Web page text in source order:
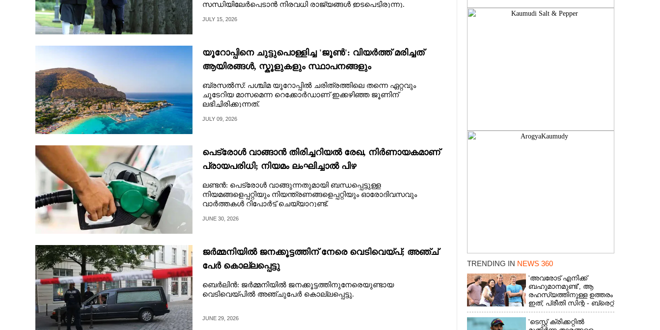
സന്ധിയിലേർപ്പെടാൻ നിരവധി രാജ്യങ്ങൾ ഇടപെട്ടിരുന്നു.
JULY 15, 2026
യൂറോപ്പിനെ ചുട്ടുപൊള്ളിച്ച 'ജൂൺ': വിയർത്ത് മരിച്ചത്
ആയിരങ്ങൾ,​ സ്കൂളുകളും സ്ഥാപനങ്ങളും
അടഞ്ഞുകിടന്നത് ദിവസങ്ങളോളം
ബ്രസൽസ്: പശ്ചിമ യൂറോപ്പിൽ ചരിത്രത്തിലെ തന്നെ ഏറ്റവും
ചൂടേറിയ മാസമെന്ന റെക്കോർഡാണ് ഇക്കഴിഞ്ഞ ജൂണിന്
ലഭിച്ചിരിക്കുന്നത്.
JULY 09, 2026
പെട്രോൾ വാങ്ങാൻ തിരിച്ചറിയൽ രേഖ, നിർണായകമാണ്
പ്രായപരിധി; നിയമം ലംഘിച്ചാൽ പിഴ
ലണ്ടൻ: പെട്രോൾ വാങ്ങുന്നതുമായി ബന്ധപ്പെട്ടുള്ള
നിയമങ്ങളെപ്പറ്റിയും നിയന്ത്രണങ്ങളെപ്പറ്റിയും ഓരോദിവസവും
വാർത്തകൾ റിപ്പോർട്ട് ചെയ്യാറുണ്ട്.
JUNE 30, 2026
ജർമ്മനിയിൽ ജനക്കൂട്ടത്തിന് നേരെ വെടിവെയ്പ്; അഞ്ച്
പേർ കൊല്ലപ്പെട്ടു
ബെർലിൻ: ജർമ്മനിയിൽ ജനക്കൂട്ടത്തിനുനേരെയുണ്ടായ
വെടിവെയ്‌പിൽ അഞ്ചുപേർ കൊല്ലപ്പെട്ടു.
JUNE 29, 2026
TRENDING IN NEWS 360
'അവരോട് എനിക്ക്
ബഹുമാനമുണ്ട്',​ ആ
രഹസ്യത്തിനുള്ള ഉത്തരം
ഇത്; പ്രീതി സിന്റ - ബ്രെറ്റ്
ലീ പ്രണയകഥയ്ക്ക്
ഒടുവിൽ മറുപടി
'ടെസ്റ്റ് ക്രിക്കറ്റിൽ